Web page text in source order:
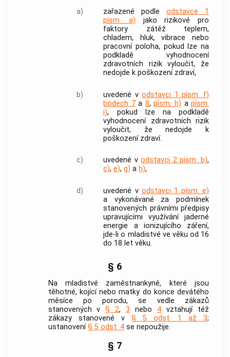
a)
zařazené podleodstavce 1
písm. a) jako rizikové pro
faktory zátěž teplem,
chladem, hluk, vibrace nebo
pracovní poloha, pokud lze na
podkladě vyhodnocení
zdravotních rizik vyloučit, že
nedojde k poškození zdraví,
b) uvedené vodstavci 1 písm. f)
bodech 7a 8,písm. h) apísm.
i), pokud lze na podkladě
vyhodnocení zdravotních rizik
vyloučit, že nedojde k
poškození zdraví.
c) uvedené vodstavci 2 písm. b),
c),e),g) a h),
d) uvedené v odstavci 1 písm. e)
a vykonávané za podmínek
stanovených právními předpisy
upravujícími využívání jaderné
energie a ionizujícího záření,
jde-li o mladistvé ve věku od 16
do 18 let věku.
§ 6
Na mladistvé zaměstnankyně, které jsou
těhotné, kojící nebo matky do konce devátého
měsíce po porodu, se vedle zákazů
stanovených v§ 2,3 nebo 4 vztahují též
zákazy stanovené v § 5 odst. 1 až 3;
ustanovení§ 5 odst. 4se nepoužije.
§ 7